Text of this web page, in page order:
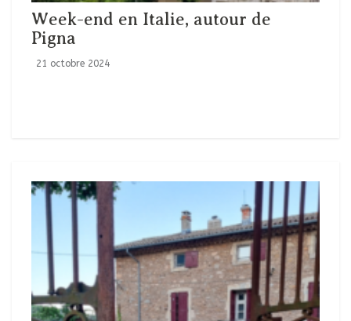
Week-end en Italie, autour de
Pigna
21 octobre 2024